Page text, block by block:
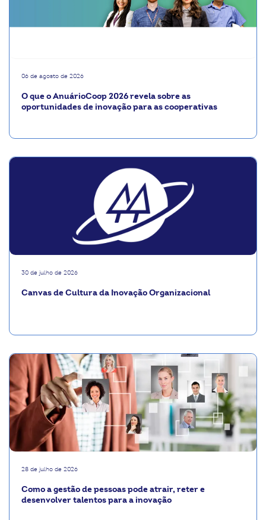
06 de agosto de 2026
O que o AnuárioCoop 2026 revela sobre as
oportunidades de inovação para as cooperativas
30 de julho de 2026
Canvas de Cultura da Inovação Organizacional
28 de julho de 2026
Como a gestão de pessoas pode atrair, reter e
desenvolver talentos para a inovação